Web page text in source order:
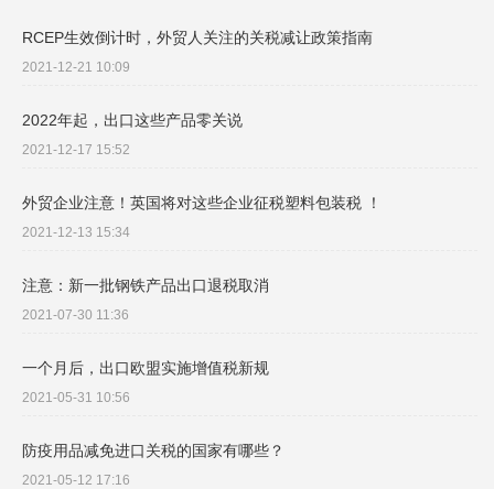
RCEP生效倒计时，外贸人关注的关税减让政策指南
2021-12-21 10:09
2022年起，出口这些产品零关说
2021-12-17 15:52
外贸企业注意！英国将对这些企业征税塑料包装税 ！
2021-12-13 15:34
注意：新一批钢铁产品出口退税取消
2021-07-30 11:36
一个月后，出口欧盟实施增值税新规
2021-05-31 10:56
防疫用品减免进口关税的国家有哪些？
2021-05-12 17:16